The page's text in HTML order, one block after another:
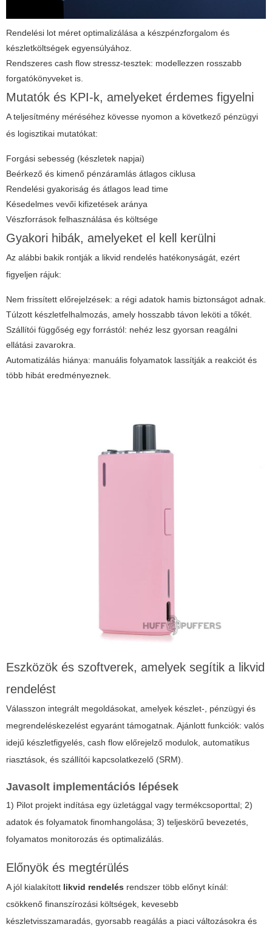
Rendelési lot méret optimalizálása a készpénzforgalom és
készletköltségek egyensúlyához.
Rendszeres cash flow stressz-tesztek: modellezzen rosszabb
forgatókönyveket is.
Mutatók és KPI-k, amelyeket érdemes figyelni
A teljesítmény méréséhez kövesse nyomon a következő pénzügyi
és logisztikai mutatókat:
Forgási sebesség (készletek napjai)
Beérkező és kimenő pénzáramlás átlagos ciklusa
Rendelési gyakoriság és átlagos lead time
Késedelmes vevői kifizetések aránya
Vészforrások felhasználása és költsége
Gyakori hibák, amelyeket el kell kerülni
Az alábbi bakik rontják a likvid rendelés hatékonyságát, ezért
figyeljen rájuk:
Nem frissített előrejelzések: a régi adatok hamis biztonságot adnak.
Túlzott készletfelhalmozás, amely hosszabb távon leköti a tőkét.
Szállítói függőség egy forrástól: nehéz lesz gyorsan reagálni
ellátási zavarokra.
Automatizálás hiánya: manuális folyamatok lassítják a reakciót és
több hibát eredményeznek.
Eszközök és szoftverek, amelyek segítik a likvid
rendelést
Válasszon integrált megoldásokat, amelyek készlet-, pénzügyi és
megrendeléskezelést egyaránt támogatnak. Ajánlott funkciók: valós
idejű készletfigyelés, cash flow előrejelző modulok, automatikus
riasztások, és szállítói kapcsolatkezelő (SRM).
Javasolt implementációs lépések
1) Pilot projekt indítása egy üzletággal vagy termékcsoporttal; 2)
adatok és folyamatok finomhangolása; 3) teljeskörű bevezetés,
folyamatos monitorozás és optimalizálás.
Előnyök és megtérülés
A jól kialakított likvid rendelés rendszer több előnyt kínál:
csökkenő finanszírozási költségek, kevesebb
készletvisszamaradás, gyorsabb reagálás a piaci változásokra és